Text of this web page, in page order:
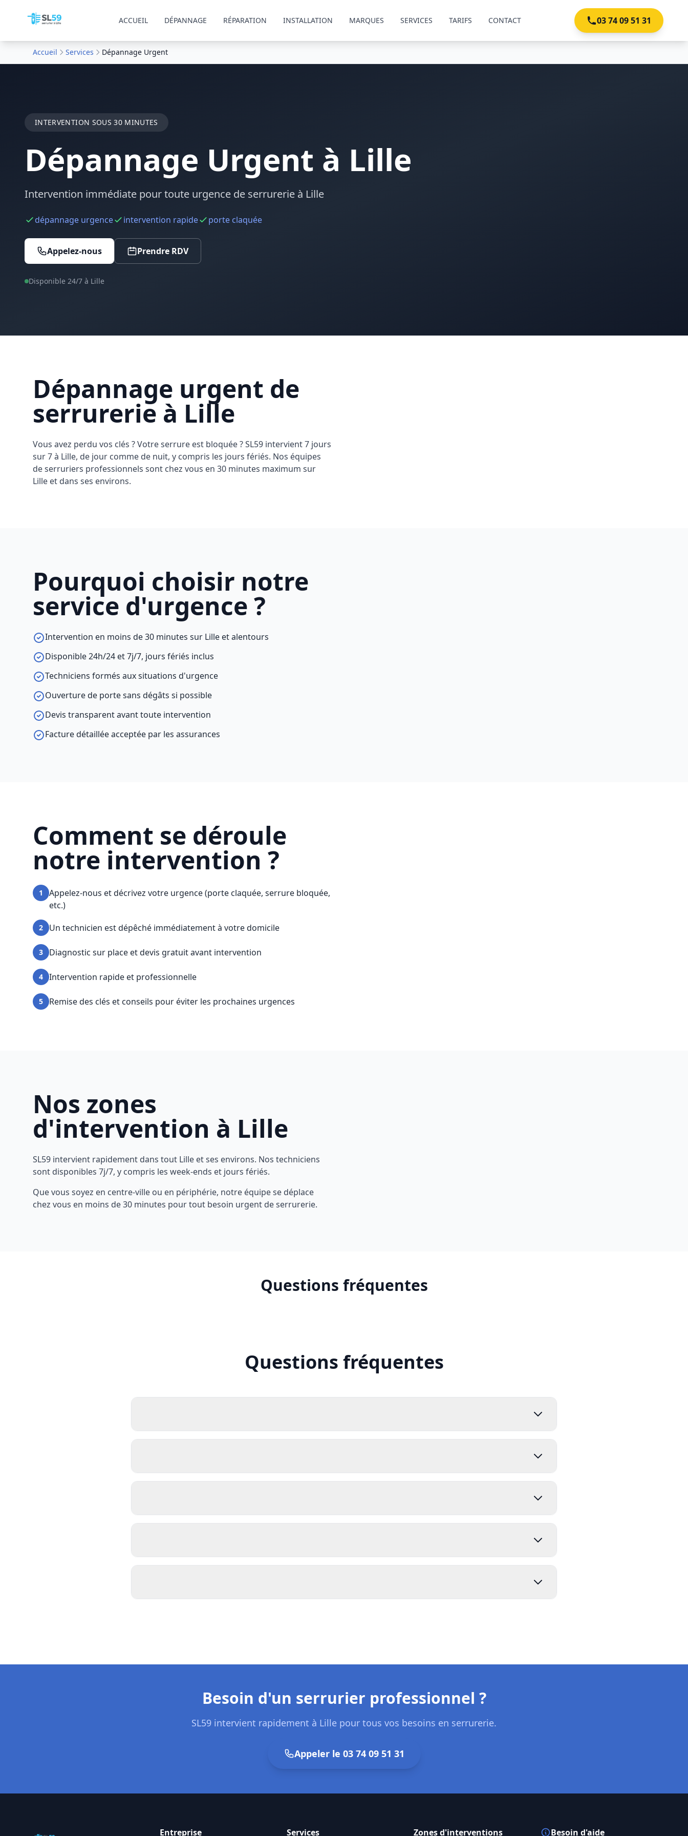
ACCUEIL DÉPANNAGE RÉPARATION INSTALLATION MARQUES SERVICES TARIFS CONTACT 03 74 09 51 31
Accueil Services Dépannage Urgent
INTERVENTION SOUS 30 MINUTES
Dépannage Urgent à Lille
Intervention immédiate pour toute urgence de serrurerie à Lille
dépannage urgence intervention rapide porte claquée
Appelez-nous Prendre RDV
Disponible 24/7 à Lille
Dépannage urgent de
serrurerie à Lille
Vous avez perdu vos clés ? Votre serrure est bloquée ? SL59 intervient 7 jours
sur 7 à Lille, de jour comme de nuit, y compris les jours fériés. Nos équipes
de serruriers professionnels sont chez vous en 30 minutes maximum sur
Lille et dans ses environs.
Pourquoi choisir notre
service d'urgence ?
Intervention en moins de 30 minutes sur Lille et alentours
Disponible 24h/24 et 7j/7, jours fériés inclus
Techniciens formés aux situations d'urgence
Ouverture de porte sans dégâts si possible
Devis transparent avant toute intervention
Facture détaillée acceptée par les assurances
Comment se déroule
notre intervention ?
1
Appelez-nous et décrivez votre urgence (porte claquée, serrure bloquée,
etc.)
2 Un technicien est dépêché immédiatement à votre domicile
3 Diagnostic sur place et devis gratuit avant intervention
4 Intervention rapide et professionnelle
5 Remise des clés et conseils pour éviter les prochaines urgences
Nos zones
d'intervention à Lille
SL59 intervient rapidement dans tout Lille et ses environs. Nos techniciens
sont disponibles 7j/7, y compris les week-ends et jours fériés.
Que vous soyez en centre-ville ou en périphérie, notre équipe se déplace
chez vous en moins de 30 minutes pour tout besoin urgent de serrurerie.
Questions fréquentes
Questions fréquentes
Besoin d'un serrurier professionnel ?
SL59 intervient rapidement à Lille pour tous vos besoins en serrurerie.
Appeler le 03 74 09 51 31
Entreprise Services Zones d'interventions Besoin d'aide